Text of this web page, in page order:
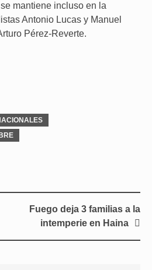
mantiene incluso en la
Antonio Lucas y Manuel
Pérez-Reverte.
Fuego deja 3 familias a la
intemperie en Haina